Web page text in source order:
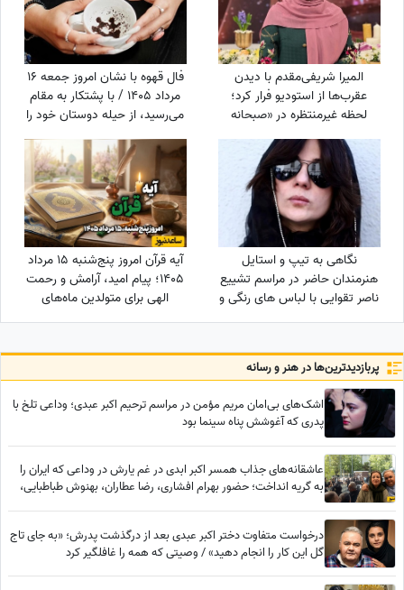
المیرا شریفی‌مقدم با دیدن
عقرب‌ها از استودیو فرار کرد؛
لحظه غیرمنتظره در «صبحانه
ایرانی» + ویدئو
فال قهوه با نشان امروز جمعه 16
مرداد 1405 / با پشتکار به مقام
می‌رسید، از حیله دوستان خود را
پنهان کنید
نگاهی به تیپ و استایل
هنرمندان حاضر در مراسم تشییع
ناصر تقوایی با لباس های رنگی و
سفید به سفارش همسر آن
حسینی، مارال بنی آدم، ستاره
اسکندری و...
آیه قرآن امروز پنج‌شنبه 15 مرداد
1405؛ پیام امید، آرامش و رحمت
الهی برای متولدین ماه‌های
مختلف
پربازدید‌ترین‌ها در هنر و رسانه
اشک‌های بی‌امان مریم مؤمن در مراسم ترحیم اکبر عبدی؛ وداعی تلخ با
پدری که آغوشش پناه سینما بود
عاشقانه‌های جذاب همسر اکبر ابدی در غم یارش در وداعی که ایران را
به گریه انداخت؛ حضور بهرام افشاری، رضا عطاران، بهنوش طباطبایی،
درخواست متفاوت دختر اکبر عبدی بعد از درگذشت پدرش؛ «به جای تاج
گل این کار را انجام دهید» / وصیتی که همه را غافلگیر کرد